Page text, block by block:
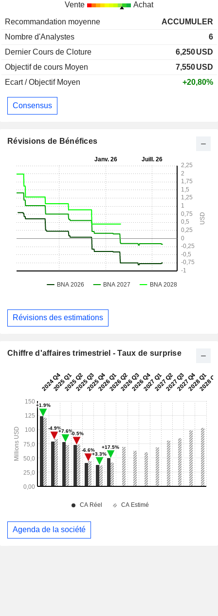
Vente Achat
Recommandation moyenne
ACCUMULER
Nombre d'Analystes
6
Dernier Cours de Cloture
6,250USD
Objectif de cours Moyen
7,550USD
Ecart / Objectif Moyen
+20,80%
Consensus
Révisions de Bénéfices
Révisions des estimations
Chiffre d'affaires trimestriel - Taux de surprise
Agenda de la société